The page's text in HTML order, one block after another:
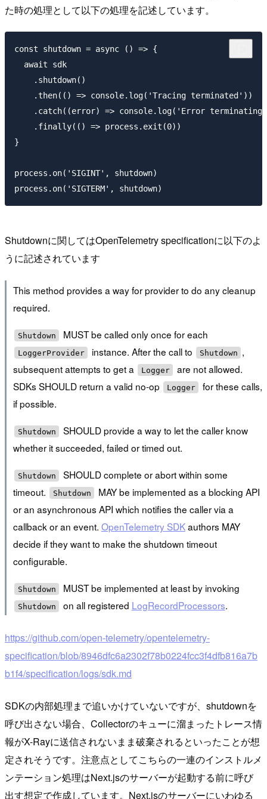
た時の処理として以下の処理を記述しています。
const shutdown = async () => {
  await sdk
    .shutdown()
    .then(() => console.log('Tracing terminated'))
.catch((error) => console.log('Error terminating
    .finally(() => process.exit(0))
}
process.on('SIGINT', shutdown)
Shutdownに関してはOpenTelemetry specificationに以下のよ
うに記述されています
This method provides a way for provider to do any cleanup
required.
Shutdown MUST be called only once for each
LoggerProvider instance. After the call to Shutdown ,
subsequent attempts to get a
Logger
are not allowed.
SDKs SHOULD return a valid no-op
Logger
for these calls,
if possible.
Shutdown
SHOULD provide a way to let the caller know
whether it succeeded, failed or timed out.
Shutdown
SHOULD complete or abort within some
timeout.
Shutdown
MAY be implemented as a blocking API
or an asynchronous API which notifies the caller via a
callback or an event. OpenTelemetry SDKauthors MAY
decide if they want to make the shutdown timeout
configurable.
Shutdown MUST be implemented at least by invoking
Shutdown on all registered LogRecordProcessors.
https://github.com/open-telemetry/opentelemetry-
specification/blob/8946dfc6a2302f78b0224fcc3f4dfb816a7b
b1f4/specification/logs/sdk.md
SDKの内部処理まで追いかけていないですが、shutdownを
呼び出さない場合、Collectorのキューに溜まったトレース情
報がX-Rayに送信されないまま破棄されるといったことが想
定されそうです。注意点としてこちらの一連のインストルメ
ンテーション処理はNext.jsのサーバーが起動する前に呼び
出す想定で作成しています。Next.jsのサーバーにいわゆる